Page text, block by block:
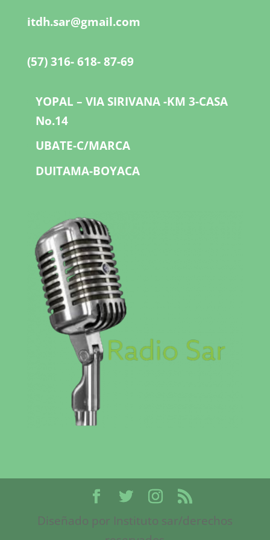
itdh.sar@gmail.com
(57) 316- 618- 87-69
YOPAL – VIA SIRIVANA -KM 3-CASA
No.14
UBATE-C/MARCA
DUITAMA-BOYACA
Diseñado por Instituto sar/derechos